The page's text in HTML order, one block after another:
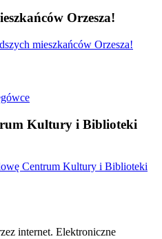
Orzesza!
mieszkańców Orzesza!
Kultury i Biblioteki
Centrum Kultury i Biblioteki
internet. Elektroniczne